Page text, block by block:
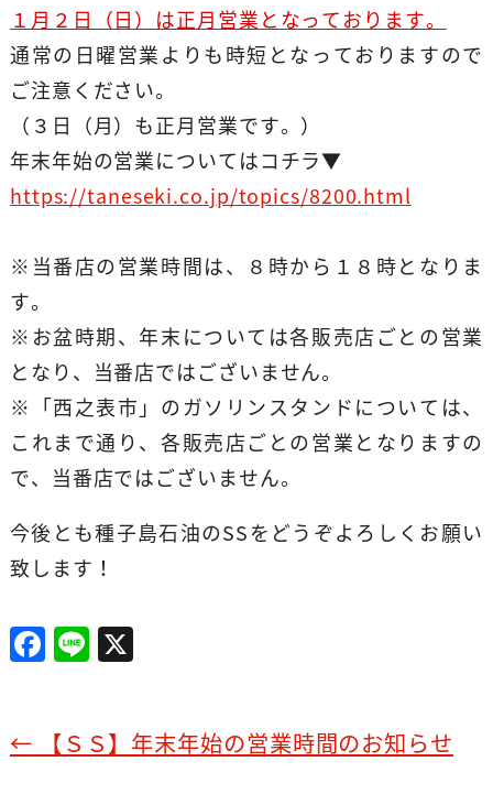
１月２日（日）は正月営業となっております。
通常の日曜営業よりも時短となっておりますので
ご注意ください。
（３日（月）も正月営業です。）
年末年始の営業についてはコチラ▼
https://taneseki.co.jp/topics/8200.html
※当番店の営業時間は、８時から１８時となりま
す。
※お盆時期、年末については各販売店ごとの営業
となり、当番店ではございません。
※「西之表市」のガソリンスタンドについては、
これまで通り、各販売店ごとの営業となりますの
で、当番店ではございません。
今後とも種子島石油のSSをどうぞよろしくお願い
致します！
F
a
e
Li
n
X
← 【ＳＳ】年末年始の営業時間のお知らせ